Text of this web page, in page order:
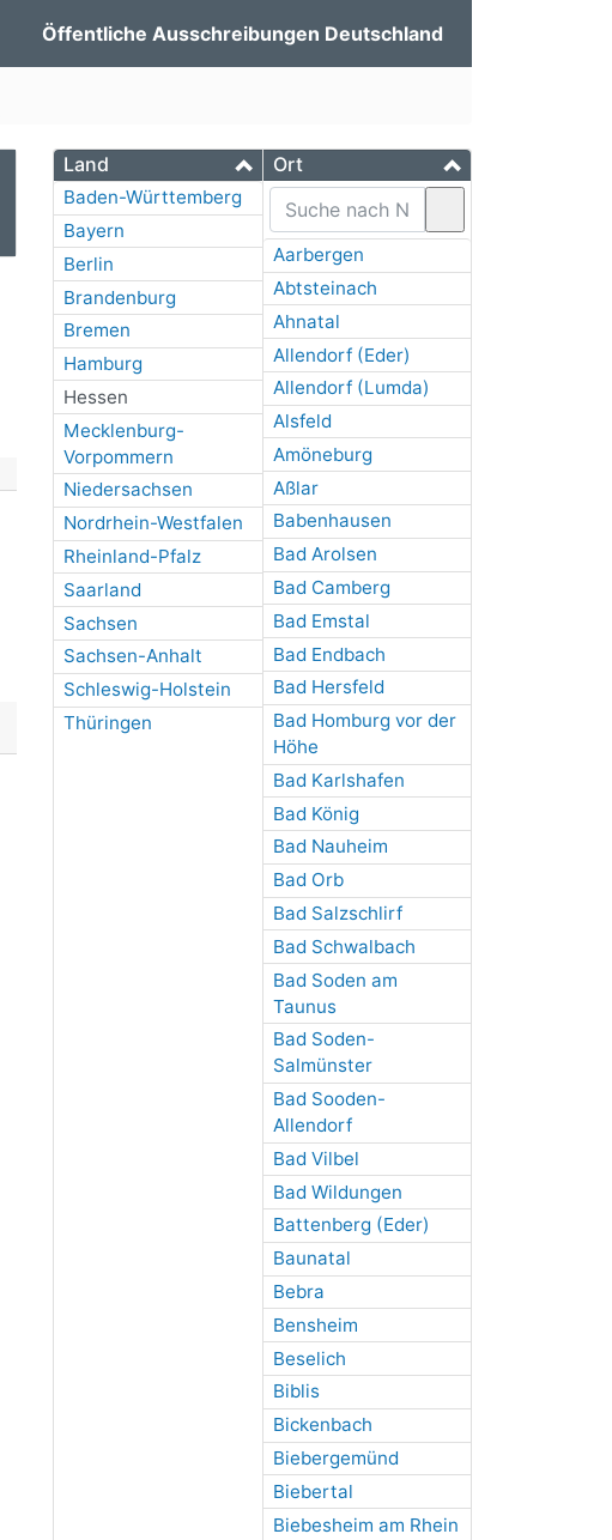
Öffentliche Ausschreibungen Deutschland
Land
Baden-Württemberg
Bayern
Berlin
Brandenburg
Bremen
Hamburg
Hessen
Mecklenburg-
Vorpommern
Niedersachsen
Nordrhein-Westfalen
Rheinland-Pfalz
Saarland
Sachsen
Sachsen-Anhalt
Schleswig-Holstein
Thüringen
Ort
Aarbergen
Abtsteinach
Ahnatal
Allendorf (Eder)
Allendorf (Lumda)
Alsfeld
Amöneburg
Aßlar
Babenhausen
Bad Arolsen
Bad Camberg
Bad Emstal
Bad Endbach
Bad Hersfeld
Bad Homburg vor der
Höhe
Bad Karlshafen
Bad König
Bad Nauheim
Bad Orb
Bad Salzschlirf
Bad Schwalbach
Bad Soden am
Taunus
Bad Soden-
Salmünster
Bad Sooden-
Allendorf
Bad Vilbel
Bad Wildungen
Battenberg (Eder)
Baunatal
Bebra
Bensheim
Beselich
Biblis
Bickenbach
Biebergemünd
Biebertal
Biebesheim am Rhein